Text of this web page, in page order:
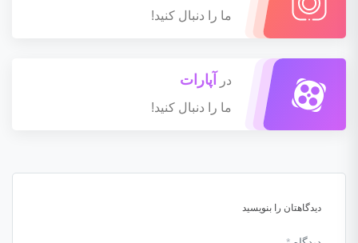
ما را دنبال کنید!
در آپارات
ما را دنبال کنید!
دیدگاهتان را بنویسید